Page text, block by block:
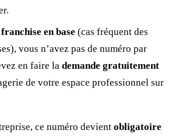
franchise en base (cas fréquent des
vous n’avez pas de numéro par
en faire la demande gratuitement
de votre espace professionnel sur
ce numéro devient obligatoire